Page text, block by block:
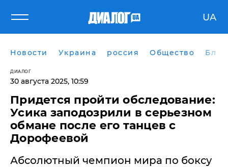
UA
Новости Украина россия Общество
ДИАЛОГ
30 августа 2025, 10:59
Придется пройти обследование:
Усика заподозрили в серьезном
обмане после его танцев с
Дорофеевой
Абсолютный чемпион мира по боксу